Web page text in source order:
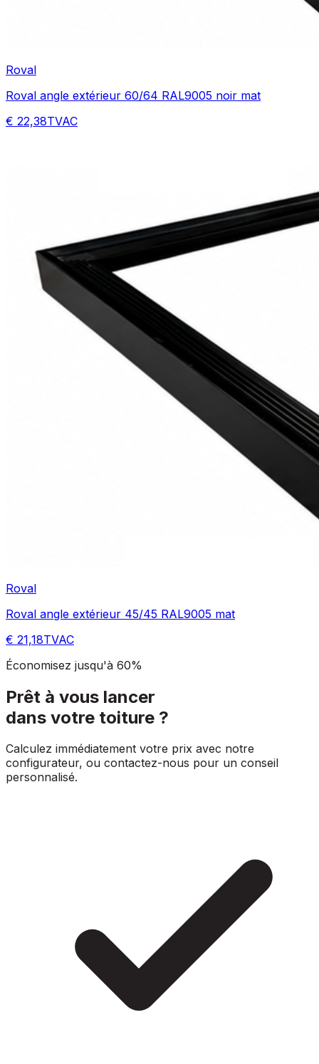
Roval
Roval angle extérieur 60/64 RAL9005 noir mat
€ 22,38TVAC
Roval
Roval angle extérieur 45/45 RAL9005 mat
€ 21,18TVAC
Économisez jusqu'à 60%
Prêt à vous lancer
dans votre toiture ?
Calculez immédiatement votre prix avec notre
configurateur, ou contactez-nous pour un conseil
personnalisé.